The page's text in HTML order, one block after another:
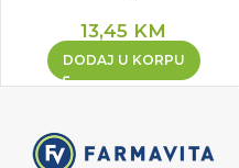
13,45 KM
DODAJ U KORPU